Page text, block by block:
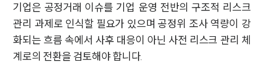
기업전문변호사
ABOUT
기업은 공정거래 이슈를 기업 운영 전반의 구조적 리스크
관리 과제로 인식할 필요가 있으며 공정위 조사 역량이 강
화되는 흐름 속에서 사후 대응이 아닌 사전 리스크 관리 체
계로의 전환을 검토해야 합니다.